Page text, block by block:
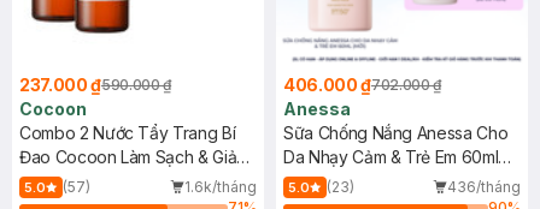
237.000 ₫590.000 ₫
Cocoon
Combo 2 Nước Tẩy Trang Bí
Đao Cocoon Làm Sạch & Giảm
Dầu 500ml
5.0 (57)
1.6k/tháng
406.000 ₫702.000 ₫
Anessa
Sữa Chống Nắng Anessa Cho
Da Nhạy Cảm & Trẻ Em 60ml
(Mới)
5.0 (23)
436/tháng